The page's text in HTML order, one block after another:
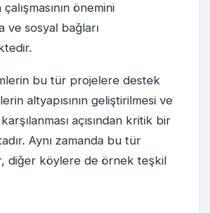
önemini
ve sosyal bağları
bu tür projelere destek
altyapısının geliştirilmesi ve
açısından kritik bir
Aynı zamanda bu tür
diğer köylere de örnek teşkil